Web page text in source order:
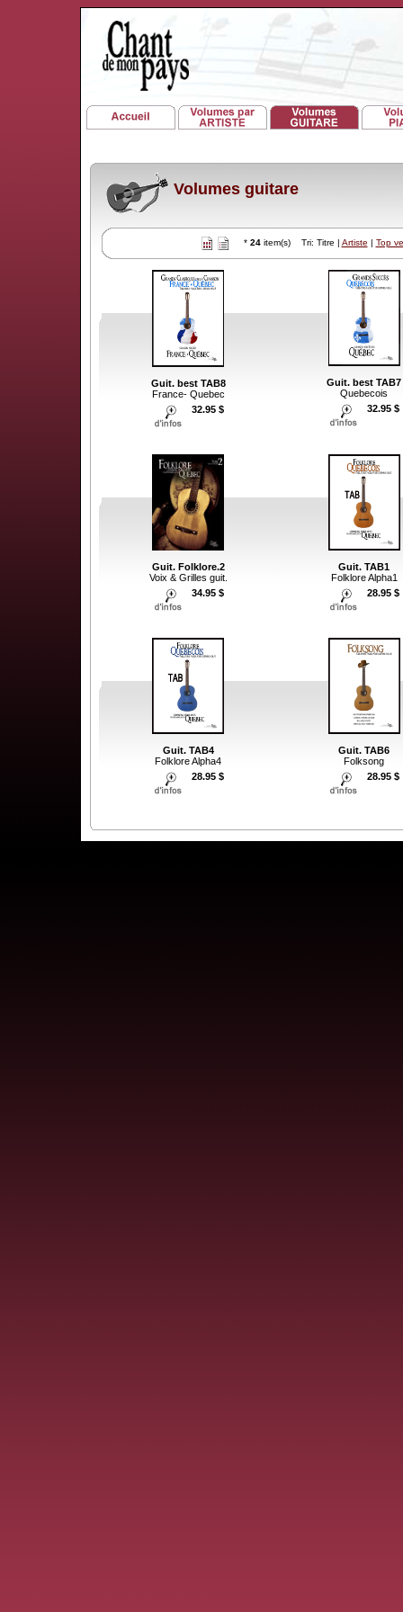
Volumes guitare
* 24item(s) Tri: Titre | Artiste | Top
Guit. best TAB8
France- Quebec
32.95 $
Guit. best TAB7
Quebecois
32.95 $
Guit. Folklore.2
Voix & Grilles guit.
34.95 $
Guit. TAB1
Folklore Alpha1
28.95 $
Guit. TAB4
Folklore Alpha4
28.95 $
Guit. TAB6
Folksong
28.95 $